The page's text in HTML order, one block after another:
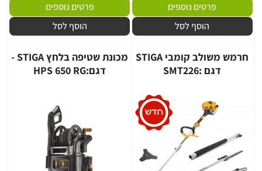
פרטים נוספים
הוסף לסל
פרטים נוספים
הוסף לסל
חרמש משולב קומבי STIGA
דגם :SMT226
מכונת שטיפה בלחץ STIGA -
דגם:HPS 650 RG